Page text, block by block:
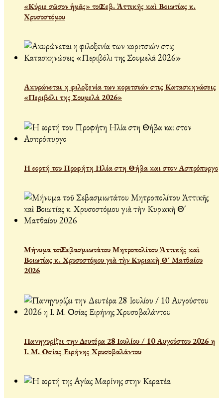
«Κύριε σῶσον ἡμᾶς» τοῦ Σεβ. Ἀττικῆς καὶ Βοιωτίας κ.
Χρυσοστόμου
Ακυρώνεται η φιλοξενία των κοριτσιών στις Κατασκηνώσεις
«Περιβόλι της Σουμελά 2026»
Η εορτή του Προφήτη Ηλία στη Θήβα και στον Ασπρόπυργο
Μήνυμα τοῦ Σεβασμιωτάτου Μητροπολίτου Ἀττικῆς καὶ
Βοιωτίας κ. Χρυσοστόμου γιὰ τὴν Κυριακὴ Θ´ Ματθαίου
2026
Πανηγυρίζει την Δευτέρα 28 Ιουλίου / 10 Αυγούστου 2026 η
Ι. Μ. Οσίας Ειρήνης Χρυσοβαλάντου